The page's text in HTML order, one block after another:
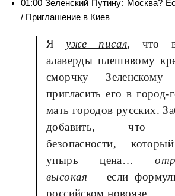
01:00 Зеленский Путину: Москва?
/ Приглашение в Киев
Яуже писал, что в
алаверды плешивому
сморчку Зеленскому
пригласить его в город-
мать городов русских.
добавить, что
безопасности,
упырь цена…
высокая – если
российском новоязе.